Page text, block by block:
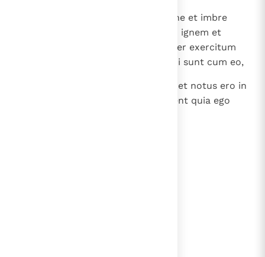
Et iudicabo eum peste et sanguine et imbre
vehementi et lapidibus grandinis; ignem et
sulphur pluam super eum et super exercitum
eius et super populos multos, qui sunt cum eo,
et magnificabor et sanctificabor et notus ero in
oculis multarum gentium, et scient quia ego